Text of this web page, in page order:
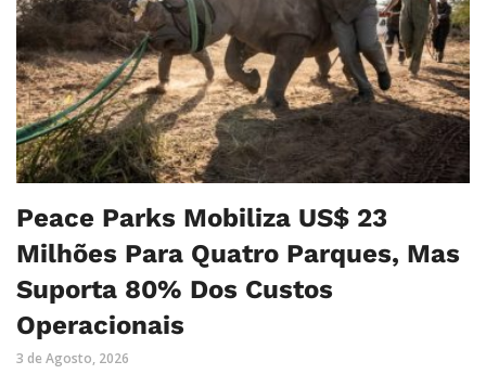
Peace Parks Mobiliza US$ 23
Milhões Para Quatro Parques, Mas
Suporta 80% Dos Custos
Operacionais
3 de Agosto, 2026